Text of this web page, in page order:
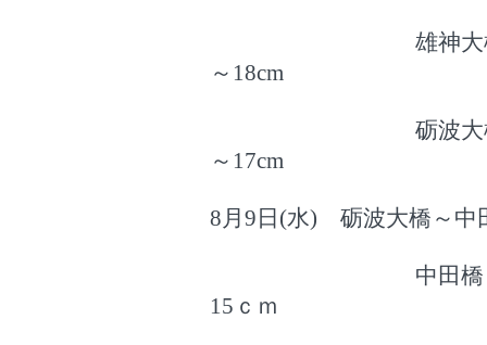
雄神大橋～砺
～
砺波大橋～中
～17cm
8月9日(水) 砺波大橋～
中田橋～新幹
15ｃｍ